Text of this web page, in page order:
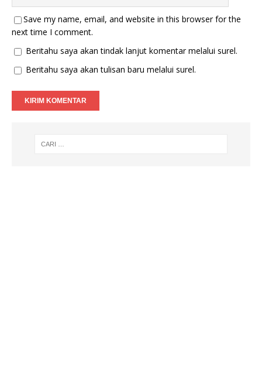
Save my name, email, and website in this browser for the
next time I comment.
Beritahu saya akan tindak lanjut komentar melalui surel.
Beritahu saya akan tulisan baru melalui surel.